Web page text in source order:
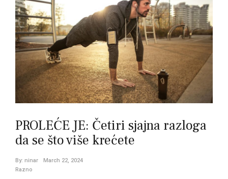
PROLEĆE JE: Četiri sjajna razloga
da se što više krećete
By: ninar
March 22, 2024
Razno